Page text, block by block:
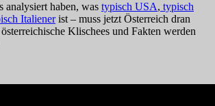
analysiert haben, was typisch USA, typisch
Italienerist – muss jetzt Österreich dran
Klischees und Fakten werden